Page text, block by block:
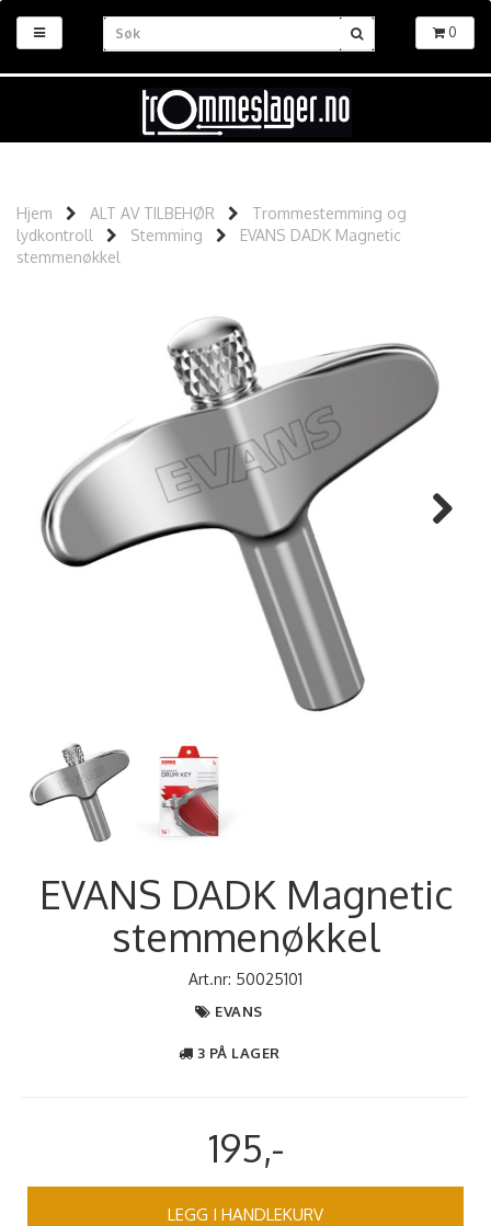
0
Hjem ALT AV TILBEHØR
Trommestemming og
lydkontroll
Stemming
EVANS DADK Magnetic
stemmenøkkel
EVANS DADK Magnetic
stemmenøkkel
Art.nr: 50025101
EVANS
3 PÅ LAGER
195,-
LEGG I HANDLEKURV